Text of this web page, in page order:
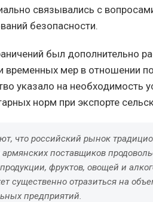
связывались с
безопасности.
был дополнительно
временных мер в отношении
указало на необходимость
норм при экспорте
что российский рынок
поставщиков
фруктов, овощей и
существенно отразиться на
предприятий.